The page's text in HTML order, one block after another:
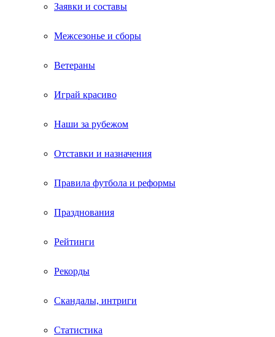
Заявки и составы
Межсезонье и сборы
Ветераны
Играй красиво
Наши за рубежом
Отставки и назначения
Правила футбола и реформы
Празднования
Рейтинги
Рекорды
Скандалы, интриги
Статистика